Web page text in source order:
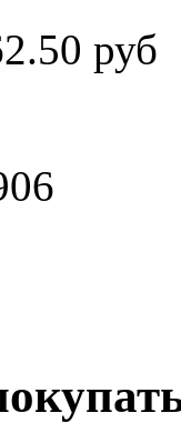
руб